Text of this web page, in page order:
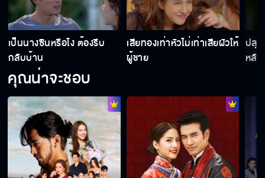
เกร็งจนตะคริวจะกินหมดแล้ว
ไปไม่เป็นเลยเหรอ
เป็นนางซินหรือไง ต้องรีบ
กลับบ้าน
เสียทองเท่าหัวไม่เท่าเสียผัวให้
ผู้ชาย
ปลุ
หลั
คุณน่าจะชอบ